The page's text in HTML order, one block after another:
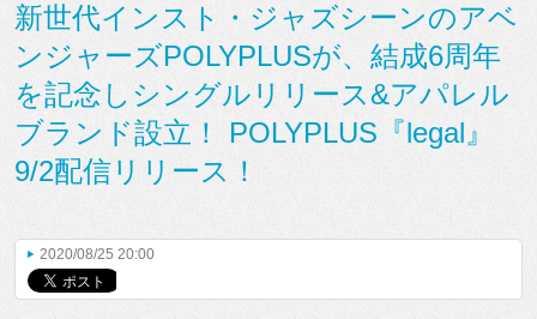
新世代インスト・ジャズシーンのアベ
ンジャーズPOLYPLUSが、結成6周年
を記念しシングルリリース&アパレル
ブランド設立！ POLYPLUS『legal』
9/2配信リリース！
2020/08/25 20:00